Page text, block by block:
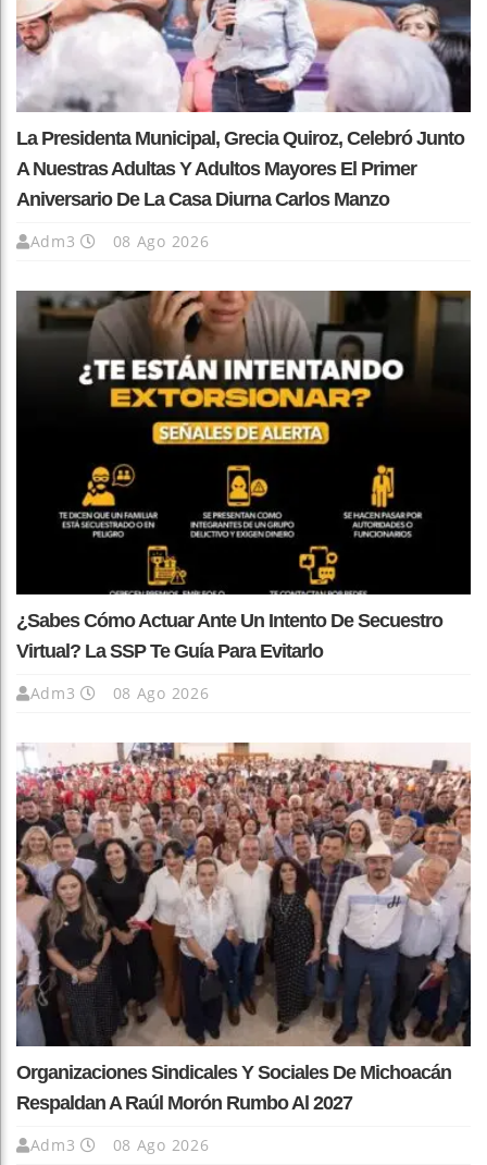
La Presidenta Municipal, Grecia Quiroz, Celebró Junto
A Nuestras Adultas Y Adultos Mayores El Primer
Aniversario De La Casa Diurna Carlos Manzo
Adm3 08 Ago 2026
¿Sabes Cómo Actuar Ante Un Intento De Secuestro
Virtual? La SSP Te Guía Para Evitarlo
Adm3 08 Ago 2026
Organizaciones Sindicales Y Sociales De Michoacán
Respaldan A Raúl Morón Rumbo Al 2027
Adm3 08 Ago 2026